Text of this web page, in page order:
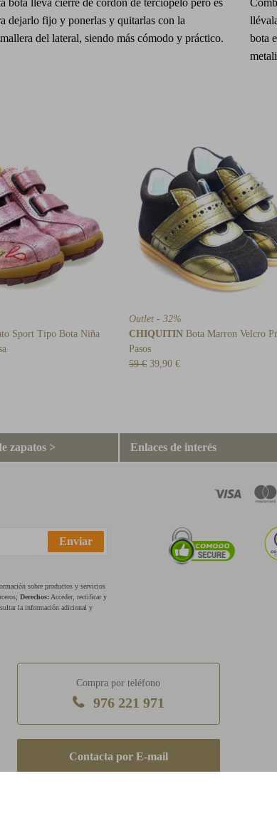
bota lleva cierre de cordón de terciopelo pero es
dejarlo fijo y ponerlas y quitarlas con la
del lateral, siendo más cómodo y práctico.
bota
Sport Tipo Bota Niña
Outlet - 32%
CHIQUITIN Bota Marron Velcro
Pasos
59 € 39,90 €
zapatos > Enlaces de interés
Enviar
sobre productos y servicios
Derechos: Acceder, rectificar y
la información adicional y
Compra por teléfono
976 221 971
E-mail